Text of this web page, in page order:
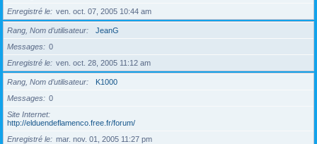
Enregistré le
ven. oct. 07, 2005 10:44 am
Rang, Nom d’utilisateur
JeanG
Messages
0
Enregistré le
ven. oct. 28, 2005 11:12 am
Rang, Nom d’utilisateur
K1000
Messages
0
Site Internet
http://elduendeflamenco.free.fr/forum/
Enregistré le
mar. nov. 01, 2005 11:27 pm